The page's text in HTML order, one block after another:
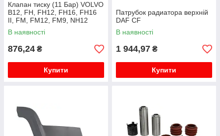
Клапан тиску (11 Бар) VOLVO
B12, FH, FH12, FH16, FH16
II, FM, FM12, FM9, NH12
01.92-
В наявності
876,24 ₴
Купити
Патрубок радиатора верхній
DAF CF
В наявності
1 944,97 ₴
Купити